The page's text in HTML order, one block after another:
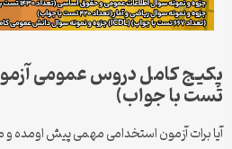
پکیج کامل دروس عمومی
تست با جواب)
آیا برات آزمون استخدامی مهمی پیش